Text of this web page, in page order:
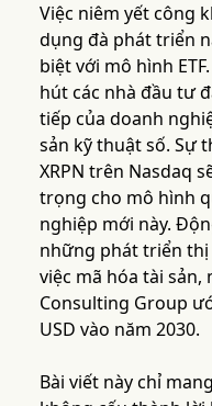
Việc niêm yết công
dụng đà phát triển
biệt với mô hình
hút các nhà đầu tư
tiếp của doanh
sản kỹ thuật số. Sự
XRPN trên Nasdaq
trọng cho mô hình
nghiệp mới này.
những phát triển
việc mã hóa tài
Consulting Group
USD vào năm 2030.
Bài viết này chỉ